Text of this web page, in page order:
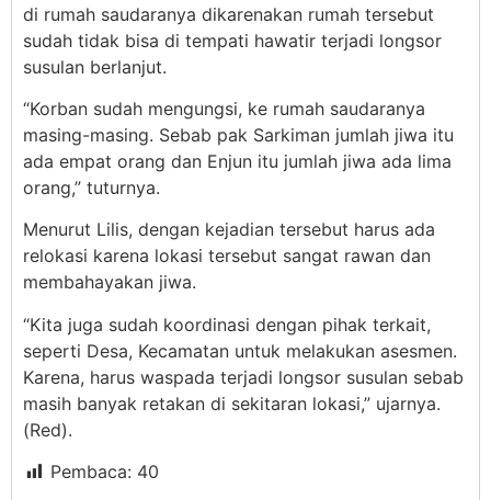
di rumah saudaranya dikarenakan rumah tersebut
sudah tidak bisa di tempati hawatir terjadi longsor
susulan berlanjut.
“Korban sudah mengungsi, ke rumah saudaranya
masing-masing. Sebab pak Sarkiman jumlah jiwa itu
ada empat orang dan Enjun itu jumlah jiwa ada lima
orang,” tuturnya.
Menurut Lilis, dengan kejadian tersebut harus ada
relokasi karena lokasi tersebut sangat rawan dan
membahayakan jiwa.
“Kita juga sudah koordinasi dengan pihak terkait,
seperti Desa, Kecamatan untuk melakukan asesmen.
Karena, harus waspada terjadi longsor susulan sebab
masih banyak retakan di sekitaran lokasi,” ujarnya.
(Red).
Pembaca: 40